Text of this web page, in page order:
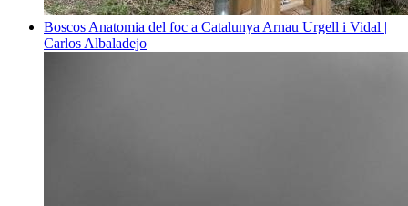
Boscos Anatomia del foc a Catalunya Arnau Urgell i Vidal |
Carlos Albaladejo